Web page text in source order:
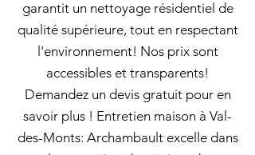
garantit un nettoyage résidentiel de
qualité supérieure, tout en respectant
l'environnement! Nos prix sont
accessibles et transparents!
Demandez un devis gratuit pour en
savoir plus ! Entretien maison à Val-
des-Monts: Archambault excelle dans